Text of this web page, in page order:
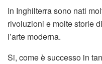
In Inghilterra sono nati
rivoluzioni e molte storie
l’arte moderna.
Si, come è successo in